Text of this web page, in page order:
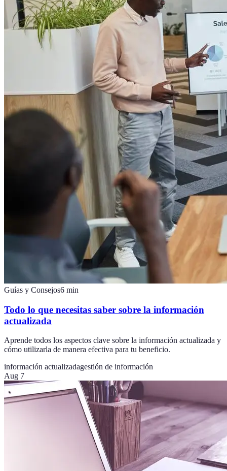
Guías y Consejos6 min
Todo lo que necesitas saber sobre la información
actualizada
Aprende todos los aspectos clave sobre la información actualizada y
cómo utilizarla de manera efectiva para tu beneficio.
información actualizadagestión de información
Aug 7